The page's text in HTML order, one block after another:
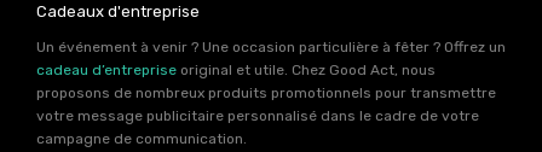
Cadeaux d'entreprise
Un événement à venir ? Une occasion particulière à fêter ? Offrez un
cadeau d’entreprise original et utile. Chez Good Act, nous
proposons de nombreux produits promotionnels pour transmettre
votre message publicitaire personnalisé dans le cadre de votre
campagne de communication.